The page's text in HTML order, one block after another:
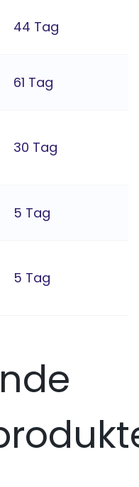
44 Tag
61 Tag
30 Tag
5 Tag
5 Tag